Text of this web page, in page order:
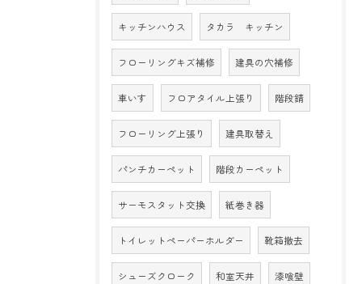
キッチンハウス タカラ キッチン
フローリングキズ補修 建具の穴補修
車いす フロアタイル上張り 階段錆
フローリング上張り 建具取替え
パンチカーペット 階段カーペット
サーモスタット交換 紙巻き器
トイレットペーパーホルダー 靴箱撤去
シューズクローク 和室天井 漆喰壁